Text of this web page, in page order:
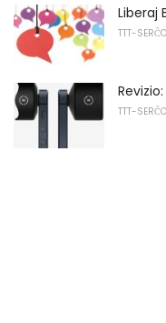
Liberaj
TTT-SERĈO
TTT-SERĈO